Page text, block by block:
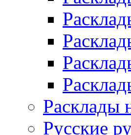
Расклады
Русские